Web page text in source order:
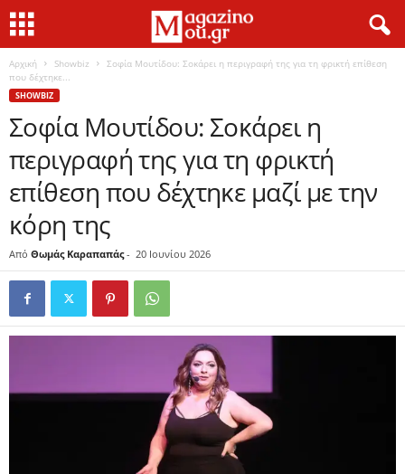
Αρχική Showbiz
Σοφία Μουτίδου: Σοκάρει η περιγραφή της για τη φρικτή επίθεση
που δέχτηκε...
SHOWBIZ
Σοφία Μουτίδου: Σοκάρει η
περιγραφή της για τη φρικτή
επίθεση που δέχτηκε μαζί με την
κόρη της
Από Θωμάς Καραπαπάς- 20 Ιουνίου 2026